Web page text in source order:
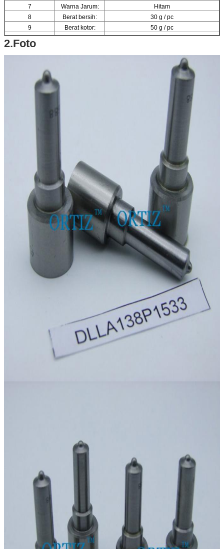
7
Warna Jarum:
Hitam
8
Berat bersih:
30 g / pc
9
Berat kotor: 50 g / pc
10
Ukuran Lubang
Sudut Lubang
kendaraan diesel
ORTIZ
2.Foto